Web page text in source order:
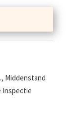
Middenstand
Inspectie